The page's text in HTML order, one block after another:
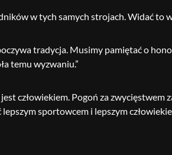
w tych samych strojach. Widać to
tradycja. Musimy pamiętać o
temu wyzwaniu.”
człowiekiem. Pogoń za zwycięstwem
sportowcem i lepszym